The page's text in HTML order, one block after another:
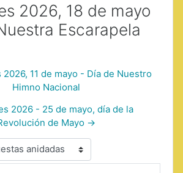
2026, 18 de mayo
Escarapela
11 de mayo - Día de Nuestro
Himno Nacional
2026 - 25 de mayo, día de la
de Mayo →